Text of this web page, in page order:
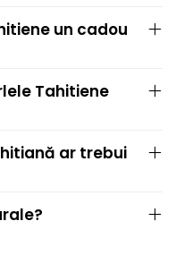
un cadou
Tahitiene
ar trebui